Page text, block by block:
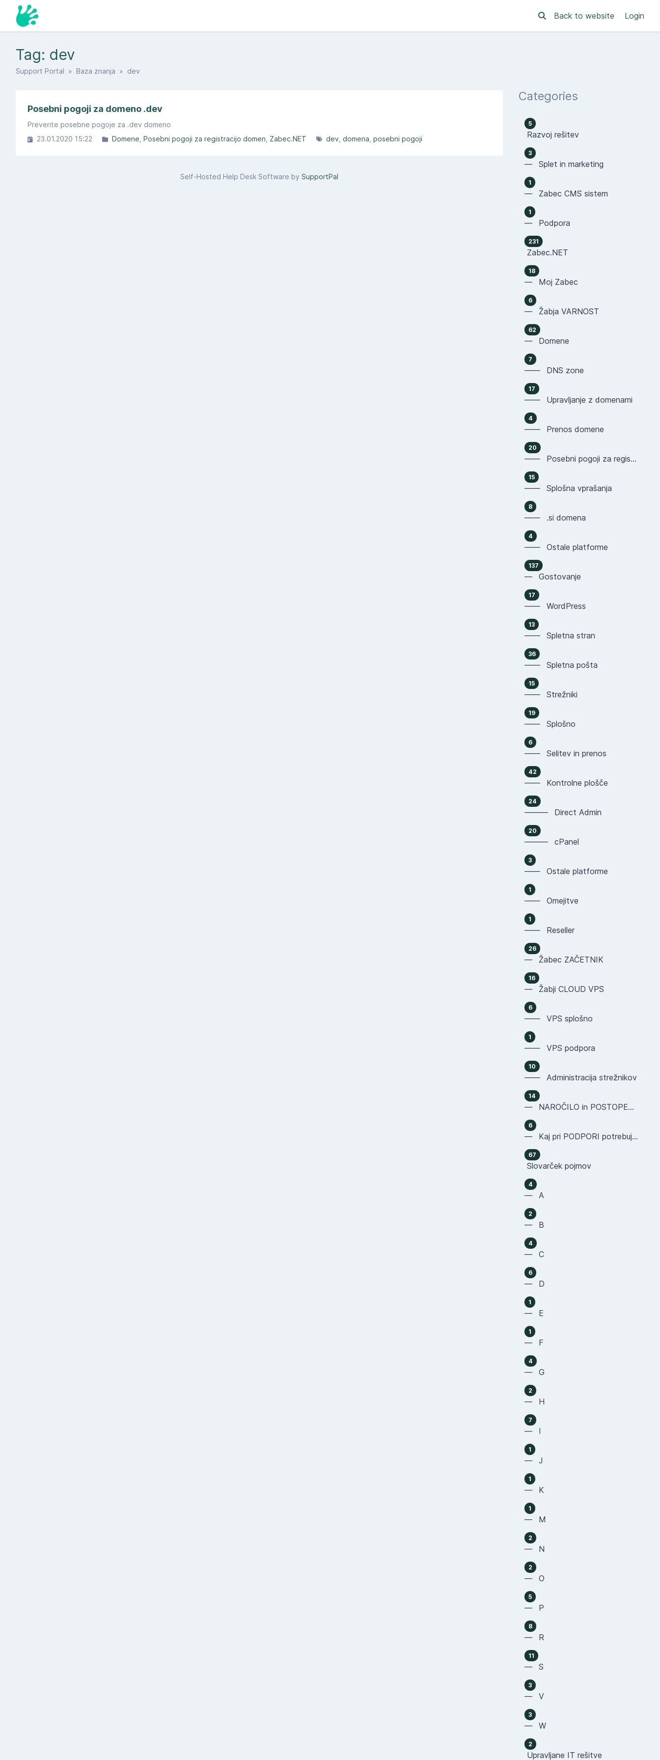
Back to website Login
Tag: dev
Support Portal » Baza znanja » dev
Posebni pogoji za domeno .dev
Preverite posebne pogoje za .dev domeno
23.01.2020 15:22
Domene Posebni pogoji za registracijo domen Zabec.NET dev domena posebni pogoji
Self-Hosted Help Desk Software by SupportPal
Categories
5
Razvoj rešitev
3
— Splet in marketing
1
— Zabec CMS sistem
1
— Podpora
231
Zabec.NET
18
— Moj Zabec
6
— Žabja VARNOST
62
— Domene
7
—— DNS zone
17
—— Upravljanje z domenami
4
—— Prenos domene
20
—— Posebni pogoji za registracijo domen
15
—— Splošna vprašanja
8
—— .si domena
4
—— Ostale platforme
137
— Gostovanje
17
—— WordPress
13
—— Spletna stran
36
—— Spletna pošta
15
—— Strežniki
19
—— Splošno
6
—— Selitev in prenos
42
—— Kontrolne plošče
24
——— Direct Admin
20
——— cPanel
3
—— Ostale platforme
1
—— Omejitve
1
—— Reseller
26
— Žabec ZAČETNIK
16
— Žabji CLOUD VPS
6
—— VPS splošno
1
—— VPS podpora
10
—— Administracija strežnikov
14
— NAROČILO in POSTOPEK NAKUPA
6
— Kaj pri PODPORI potrebujemo OD VAS
67
Slovarček pojmov
4
— A
2
— B
4
— C
6
— D
1
— E
1
— F
4
— G
2
— H
7
— I
1
— J
1
— K
1
— M
2
— N
2
— O
5
— P
8
— R
11
— S
3
— V
3
— W
2
Upravljane IT rešitve